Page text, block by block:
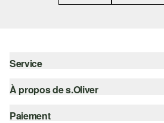
Service
Aide - FAQ
À propos de s.Oliver
S'abonner à la Newsletter
Paiement